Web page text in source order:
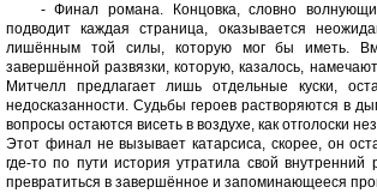
- Финал романа. Концовка, словно
подводит каждая страница, оказывается
лишённым той силы, которую мог бы иметь.
завершённой развязки, которую, казалось,
Митчелл предлагает лишь отдельные куски,
недосказанности. Судьбы героев растворяются в
вопросы остаются висеть в воздухе, как отголоски
Этот финал не вызывает катарсиса, скорее, он
где-то по пути история утратила свой
превратиться в завершённое и запоминающееся